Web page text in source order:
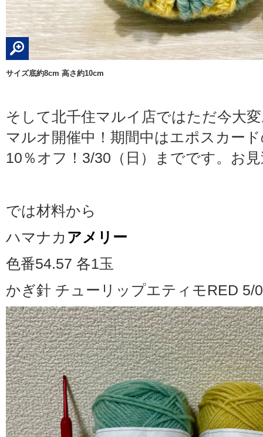
サイズ底約8cm 高さ約10cm
そして北千住マルイ店ではただ今大
マルオ開催中！期間中はエポスカー
10％オフ！3/30（日）までです。お
では材料から
ハマナカ アメリー
色番54.57 各1玉
かぎ針 チューリップエティモRED 5/